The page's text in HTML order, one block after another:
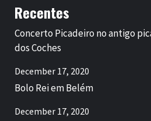
Recentes
Concerto Picadeiro no antigo
dos Coches
December 17, 2020
Bolo Rei em Belém
December 17, 2020